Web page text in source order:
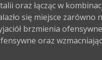
oraz łącząc w
się miejsce zarówno
brzmienia
oraz